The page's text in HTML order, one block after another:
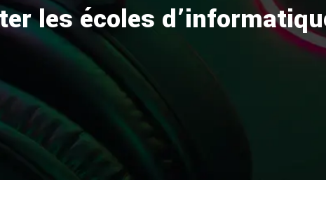
les écoles